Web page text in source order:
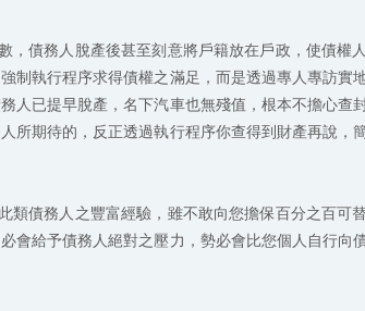
制執行程序求得債權之滿足，而是透過專人專訪實
人已提早脫產，名下汽車也無殘值，根本不擔心查
所期待的，反正透過執行程序你查得到財產再說，
會給予債務人絕對之壓力，勢必會比您個人自行向